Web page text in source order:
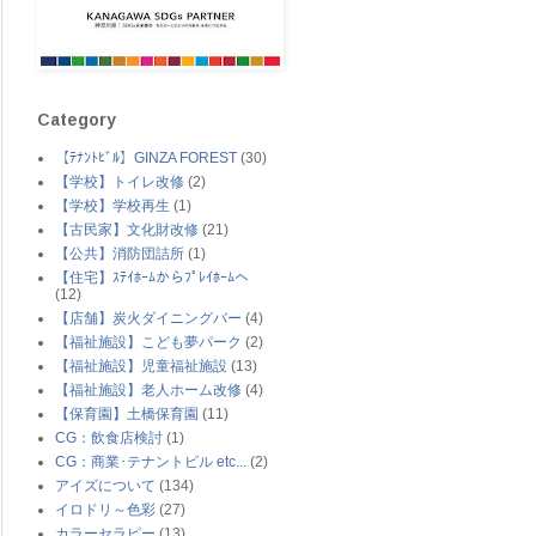
Category
【ﾃﾅﾝﾄﾋﾞﾙ】GINZA FOREST (30)
【学校】トイレ改修 (2)
【学校】学校再生 (1)
【古民家】文化財改修 (21)
【公共】消防団詰所 (1)
【住宅】ｽﾃｲﾎｰﾑからﾌﾟﾚｲﾎｰﾑへ
(12)
【店舗】炭火ダイニングバー (4)
【福祉施設】こども夢パーク (2)
【福祉施設】児童福祉施設 (13)
【福祉施設】老人ホーム改修 (4)
【保育園】土橋保育園 (11)
CG：飲食店検討 (1)
CG：商業･テナントビル etc... (2)
アイズについて (134)
イロドリ～色彩 (27)